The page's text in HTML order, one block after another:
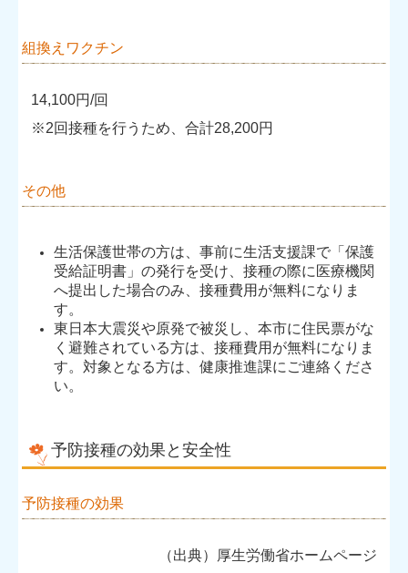
組換えワクチン
14,100円/回
※2回接種を行うため、合計28,200円
その他
生活保護世帯の方は、事前に生活支援課で「保護
受給証明書」の発行を受け、接種の際に医療機関
へ提出した場合のみ、接種費用が無料になりま
す。
東日本大震災や原発で被災し、本市に住民票がな
く避難されている方は、接種費用が無料になりま
す。対象となる方は、健康推進課にご連絡くださ
い。
予防接種の効果と安全性
予防接種の効果
（出典）厚生労働省ホームページ